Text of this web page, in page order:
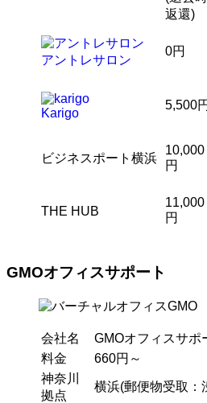
返還)
アントレサロン
0円
Karigo
5,500円
ビジネスポート横浜
10,000
円
THE HUB
11,000
円
GMOオフィスサポート
会社名
GMOオフィスサポ
料金
660円～
神奈川
拠点
横浜(郵便物受取：